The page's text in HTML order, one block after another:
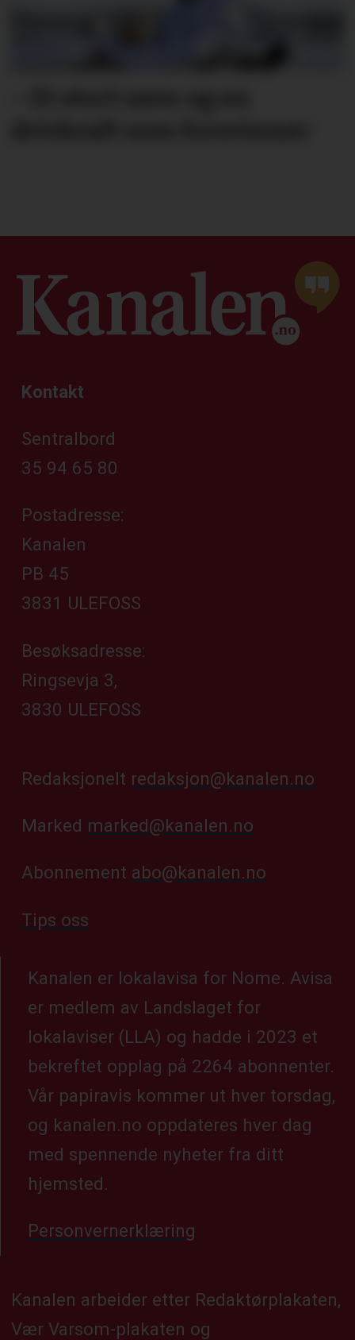
Kontakt
Sentralbord
35 94 65 80
Postadresse:
Kanalen
PB 45
3831 ULEFOSS
Besøksadresse:
Ringsevja 3,
3830 ULEFOSS
Redaksjonelt redaksjon@kanalen.no
Marked marked@kanalen.no
Abonnement abo@kanalen.no
Tips oss
Kanalen er lokalavisa for Nome. Avisa
er medlem av Landslaget for
lokalaviser (LLA) og hadde i 2023 et
bekreftet opplag på 2264 abonnenter.
Vår papiravis kommer ut hver torsdag,
og kanalen.no oppdateres hver dag
med spennende nyheter fra ditt
hjemsted.
Personvernerklæring
Kanalen arbeider etter Redaktørplakaten,
Vær Varsom-plakaten og